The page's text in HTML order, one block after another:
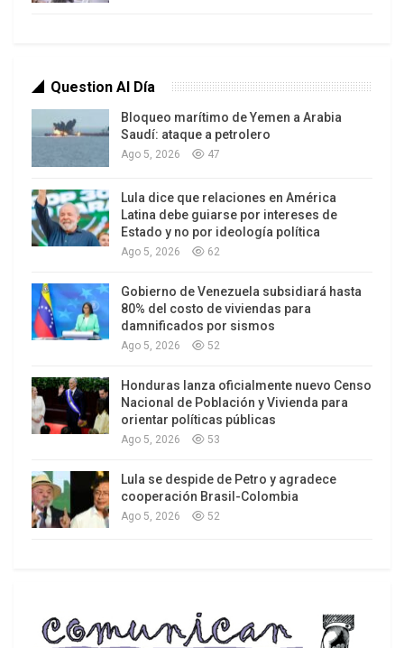
preciosa. Entretanto se entrega el 12% del
territorio nacional para explotar oro a
corporaciones genocidasdel ambiente, la
biodiversidad, el agua, el futuro, la vida… Y a esto
se lo llama economía productiva.
en la temporada de Semana Santa al
Vicepresidente Ejecutivo se le escapa ,entre los
números del turismo interno, una cifra que pinta
Se han comenzado a volver cotidianos los
Question Al Día
Bloqueo marítimo de Yemen a Arabia
Saudí: ataque a petrolero
Ago 5, 2026 47
Lula dice que relaciones en América
Latina debe guiarse por intereses de
Estado y no por ideología política
Ago 5, 2026 62
Gobierno de Venezuela subsidiará hasta
80% del costo de viviendas para
damnificados por sismos
Ago 5, 2026 52
Honduras lanza oficialmente nuevo Censo
Nacional de Población y Vivienda para
orientar políticas públicas
Ago 5, 2026 53
Lula se despide de Petro y agradece
cooperación Brasil-Colombia
Ago 5, 2026 52